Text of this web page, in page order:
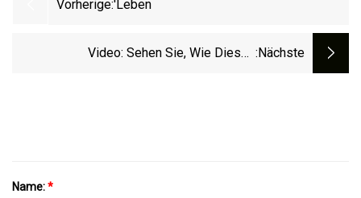
Vorherige:'Leben
Video: Sehen Sie, Wie Dieses :nächste
Name:*